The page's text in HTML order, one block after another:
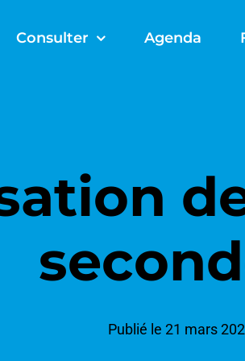
Consulter Agenda
Publié le 21 mars